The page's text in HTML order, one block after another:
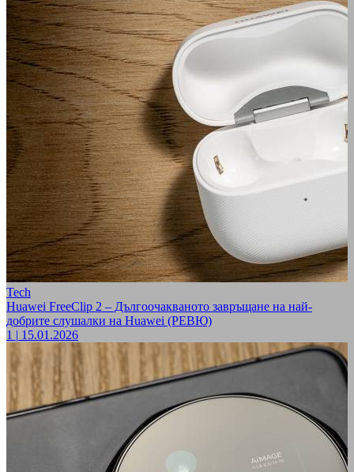
Tech
Huawei FreeClip 2 – Дългоочакваното завръщане на най-
добрите слушалки на Huawei (РЕВЮ)
1 | 15.01.2026